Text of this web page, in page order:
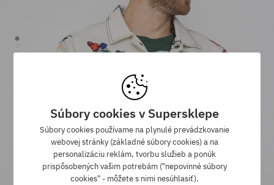
Súbory cookies v Supersklepe
Súbory cookies používame na plynulé prevádzkovanie
webovej stránky (základné súbory cookies) a na
personalizáciu reklám, tvorbu služieb a ponúk
prispôsobených vašim potrebám ("nepovinné súbory
cookies" - môžete s nimi nesúhlasiť).